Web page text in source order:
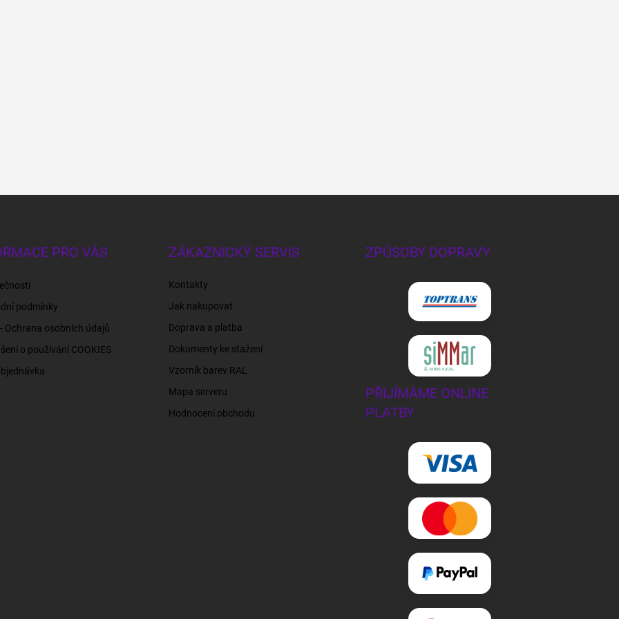
PRO VÁS
podmínky
- Ochrana osobních údajů
o používání COOKIES
ZÁKAZNICKÝ SERVIS
Kontakty
Jak nakupovat
Doprava a platba
Dokumenty ke stažení
Vzorník barev RAL
Mapa serveru
Hodnocení obchodu
ZPŮSOBY DOPRAVY
PŘIJÍMÁME ONLINE
PLATBY